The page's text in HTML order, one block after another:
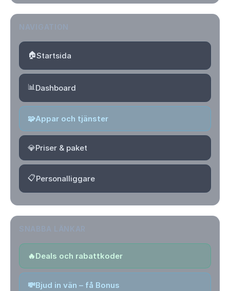
🏠Startsida
📊Dashboard
🧩Appar och tjänster
💎Priser & paket
📋Personalliggare
🔥Deals och rabattkoder
💸Bjud in vän – få Bonus